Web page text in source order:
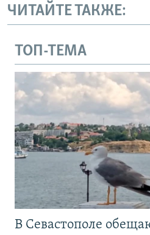
ЧИТАЙТЕ ТАКЖЕ:
ТОП-ТЕМА
В Севастополе